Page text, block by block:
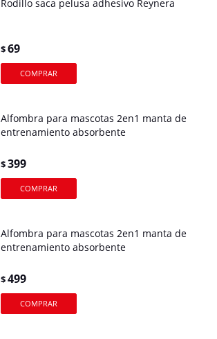
Rodillo saca pelusa adhesivo Reynera
$69
Alfombra para mascotas 2en1 manta de
entrenamiento absorbente
$399
Alfombra para mascotas 2en1 manta de
entrenamiento absorbente
$499